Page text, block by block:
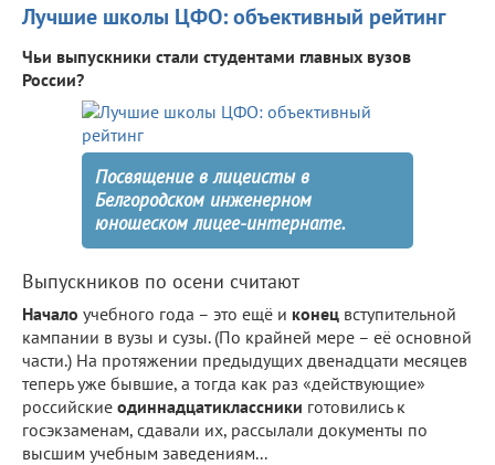
Лучшие школы ЦФО: объективный рейтинг
Чьи выпускники стали студентами главных вузов
России?
Посвящение в лицеисты в
Белгородском инженерном
юношеском лицее-интернате.
Выпускников по осени считают
Начало учебного года – это ещё и конец вступительной
кампании в вузы и сузы. (По крайней мере – её основной
части.) На протяжении предыдущих двенадцати месяцев
теперь уже бывшие, а тогда как раз «действующие»
российские одиннадцатиклассники готовились к
госэкзаменам, сдавали их, рассылали документы по
высшим учебным заведениям...